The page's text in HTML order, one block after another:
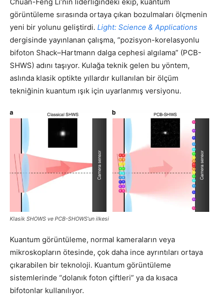
görüntüleme sırasında ortaya çıkan bozulmaları ölçmenin
yeni bir yolunu geliştirdi. Light: Science & Applications
dergisinde yayınlanan çalışma, “pozisyon-korelasyonlu
bifoton Shack–Hartmann dalga cephesi algılama” (PCB-
SHWS) adını taşıyor. Kulağa teknik gelen bu yöntem,
aslında klasik optikte yıllardır kullanılan bir ölçüm
tekniğinin kuantum ışık için uyarlanmış versiyonu.
Klasik SHOWS ve PCB-SHOWS’un ilkesi
Kuantum görüntüleme, normal kameraların veya
mikroskopların ötesinde, çok daha ince ayrıntıları ortaya
çıkarabilen bir teknoloji. Kuantum görüntüleme
sistemlerinde “dolanık foton çiftleri” ya da kısaca
bifotonlar kullanılıyor.